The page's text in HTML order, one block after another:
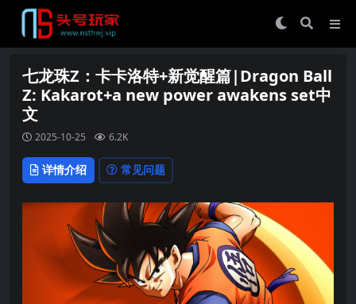
七龙珠Z：卡卡洛特+新觉醒篇|Dragon Ball
Z: Kakarot+a new power awakens set中
文
2025-10-25 6.2K
详情介绍 常见问题